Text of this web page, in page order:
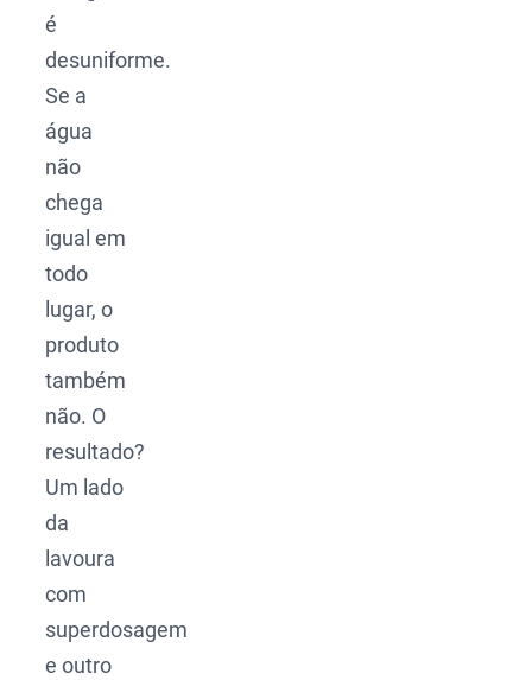
é
desuniforme.
Se a
água
não
chega
igual em
todo
lugar, o
produto
também
não. O
resultado?
Um lado
da
lavoura
com
superdosagem
e outro